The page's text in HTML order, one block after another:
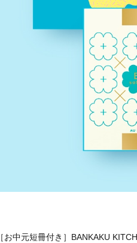
［お中元短冊付き］BANKAKU